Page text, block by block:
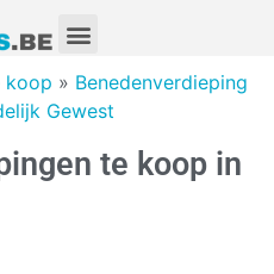
koop » Benedenverdieping
Gewest
te koop in